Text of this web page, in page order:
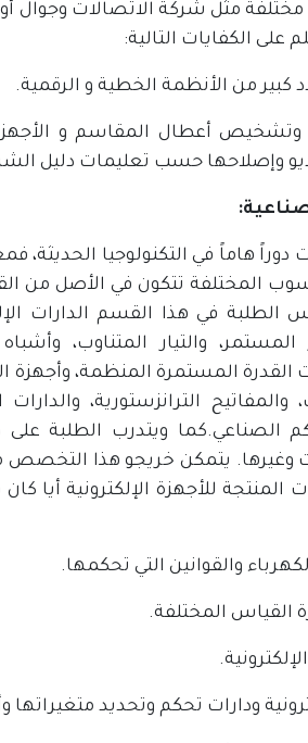
مثل شركة الاتصالات وجوال
على الكفايات التالية:
أعطال المقاسم و الأجهزة
وإصلاحها حسب تعليمات دليل
دوراً هاماً في التكنولوجيا
المختلفة تتكون في الأصل من
في هذا القسم الدارات
المستمر، والتيار المتناوب،
القدرة المستمرة المنظمة، وأجهزة
والمفاتيح الترانزستورية،
الصناعي.كما ويتدرب الطلبة على
وغيرها. يتمكن خريجو هذا التخصص
المنتجة للأجهزة الإلكترونية